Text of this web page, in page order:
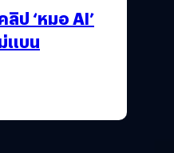
ป ‘หมอ AI’
แบน